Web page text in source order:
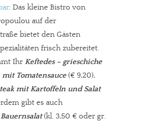
: Das kleine Bistro von
auf der
bietet den Gästen
frisch zubereitet.
Ihr Keftedes – grieschiche
Tomatensauce(€ 9,20),
mit Kartoffeln und Salat
gibt es auch
(kl. 3,50 € oder gr.